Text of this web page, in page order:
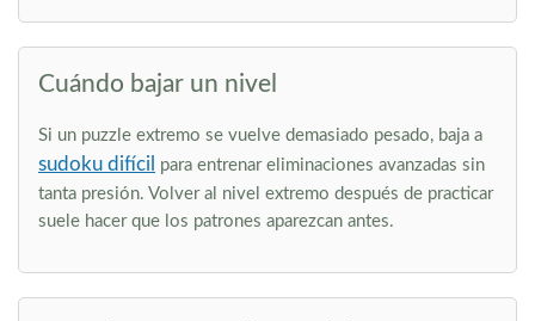
Cuándo bajar un nivel
Si un puzzle extremo se vuelve demasiado pesado, baja a
sudoku difícil
para entrenar eliminaciones avanzadas sin
tanta presión. Volver al nivel extremo después de practicar
suele hacer que los patrones aparezcan antes.